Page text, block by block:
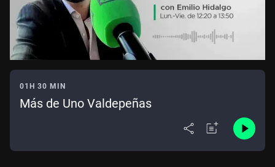
01H 30 MIN
Más de Uno Valdepeñas